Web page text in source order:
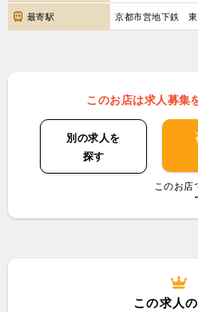
最寄駅 京都市営地下鉄
このお店は求人募集
別の求人を
探す
このお
この求人